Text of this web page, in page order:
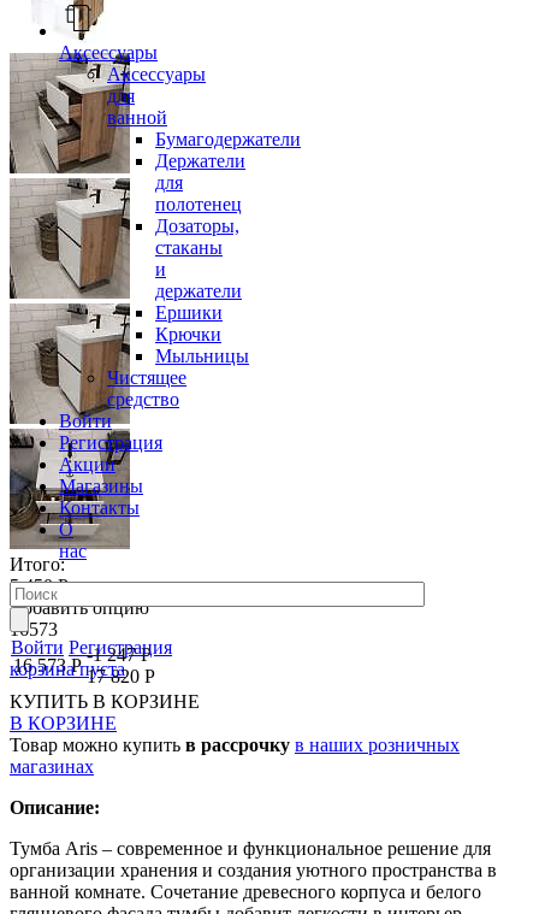
Аксессуары
Аксессуары
для
ванной
Бумагодержатели
Держатели
для
полотенец
Дозаторы,
стаканы
и
держатели
Ершики
Крючки
Мыльницы
Чистящее
средство
Войти
Регистрация
Акции
Магазины
Контакты
О
нас
Войти Регистрация
корзина пуста
Итого:
5 450 Р
Добавить опцию
16573
16 573 Р
-1 247 Р
17 820 Р
КУПИТЬ В КОРЗИНЕ
В КОРЗИНЕ
Товар можно купить в рассрочку в наших розничных
магазинах
Описание:
Тумба Aris – современное и функциональное решение для
организации хранения и создания уютного пространства в
ванной комнате. Сочетание древесного корпуса и белого